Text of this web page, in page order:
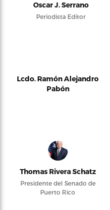
Oscar J. Serrano
Periodista Editor
Lcdo. Ramón Alejandro
Pabón
Thomas Rivera Schatz
Presidente del Senado de
Puerto Rico